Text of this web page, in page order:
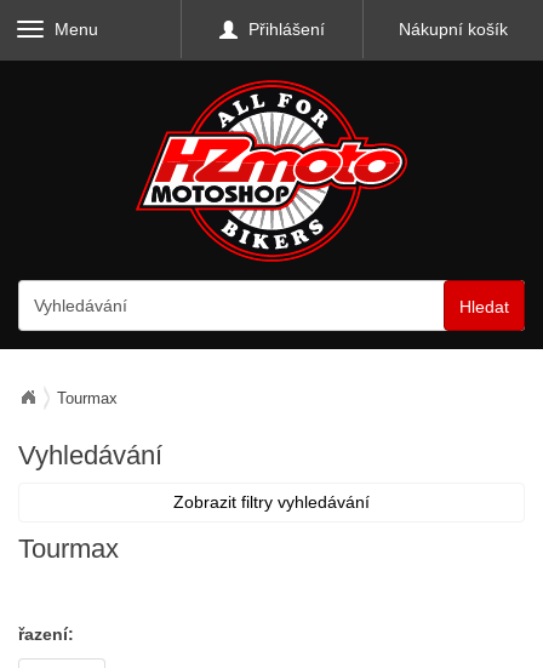
Menu Přihlášení Nákupní košík
Hledat
Tourmax
Vyhledávání
Zobrazit filtry vyhledávání
Tourmax
řazení: